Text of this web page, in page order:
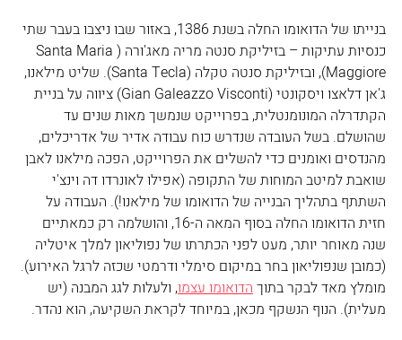
בנייתו של הדואומו החלה בשנת 1386, באזור שבו ניצבו בעבר שתי
כנסיות עתיקות – בזיליקת סנטה מריה מאג'ורה (Santa Maria
Maggiore), ובזיליקת סנטה טקלה (Santa Tecla). שליט מילאנו,
ג'אן דלאצו ויסקונטי (Gian Galeazzo Visconti) ציווה על בניית
הקתדרלה המונומנטלית, בפרוייקט שנמשך מאות שנים עד
שהושלם. בשל העובדה שנדרש כוח עבודה אדיר של אדריכלים,
מהנדסים ואומנים כדי להשלים את הפרוייקט, הפכה מילאנו לאבן
שואבת למיטב המוחות של התקופה (אפילו לאונרדו דה וינצ'י
השתתף בתהליך הבנייה של הדואומו של מילאנו!). העבודה על
חזית הדואומו החלה בסוף המאה ה-16, והושלמה רק כמאתיים
שנה מאוחר יותר, מעט לפני הכתרתו של נפוליאון למלך איטליה
(כמובן שנפוליאון בחר במיקום סימלי ודרמטי שכזה לרגל האירוע).
מומלץ מאד לבקר בתוך הדואומו עצמו, ולעלות לגג המבנה (יש
מעלית). הנוף הנשקף מכאן, במיוחד לקראת השקיעה, הוא נהדר.